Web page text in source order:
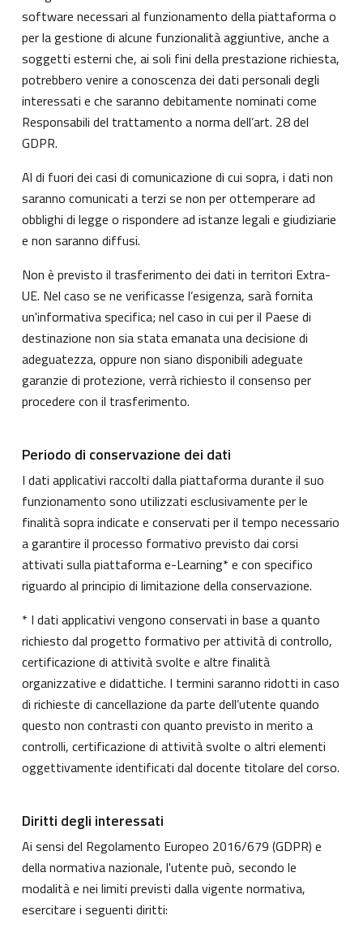
software necessari al funzionamento della piattaforma o
per la gestione di alcune funzionalità aggiuntive, anche a
soggetti esterni che, ai soli fini della prestazione richiesta,
potrebbero venire a conoscenza dei dati personali degli
interessati e che saranno debitamente nominati come
Responsabili del trattamento a norma dell’art. 28 del
GDPR.
Al di fuori dei casi di comunicazione di cui sopra, i dati non
saranno comunicati a terzi se non per ottemperare ad
obblighi di legge o rispondere ad istanze legali e giudiziarie
e non saranno diffusi.
Non è previsto il trasferimento dei dati in territori Extra-
UE. Nel caso se ne verificasse l’esigenza, sarà fornita
un'informativa specifica; nel caso in cui per il Paese di
destinazione non sia stata emanata una decisione di
adeguatezza, oppure non siano disponibili adeguate
garanzie di protezione, verrà richiesto il consenso per
procedere con il trasferimento.
Periodo di conservazione dei dati
I dati applicativi raccolti dalla piattaforma durante il suo
funzionamento sono utilizzati esclusivamente per le
finalità sopra indicate e conservati per il tempo necessario
a garantire il processo formativo previsto dai corsi
attivati sulla piattaforma e-Learning* e con specifico
riguardo al principio di limitazione della conservazione.
* I dati applicativi vengono conservati in base a quanto
richiesto dal progetto formativo per attività di controllo,
certificazione di attività svolte e altre finalità
organizzative e didattiche. I termini saranno ridotti in caso
di richieste di cancellazione da parte dell’utente quando
questo non contrasti con quanto previsto in merito a
controlli, certificazione di attività svolte o altri elementi
oggettivamente identificati dal docente titolare del corso.
Diritti degli interessati
Ai sensi del Regolamento Europeo 2016/679 (GDPR) e
della normativa nazionale, l'utente può, secondo le
modalità e nei limiti previsti dalla vigente normativa,
esercitare i seguenti diritti: